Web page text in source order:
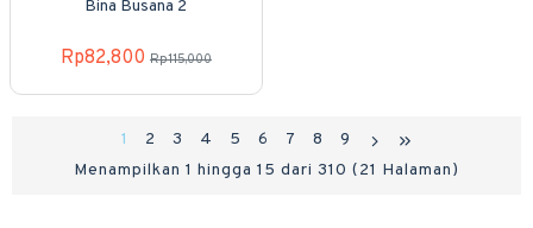
Bina Busana 2
Rp82,800 Rp115,000
1 2 3 4 5 6 7 8
9
Menampilkan 1 hingga 15 dari 310 (21 Halaman)